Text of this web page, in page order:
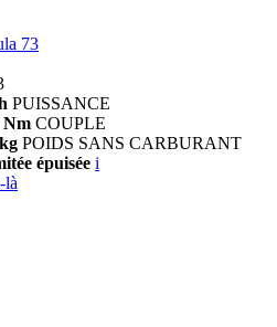
73
PUISSANCE
Nm COUPLE
POIDS SANS CARBURANT
épuisée i
là